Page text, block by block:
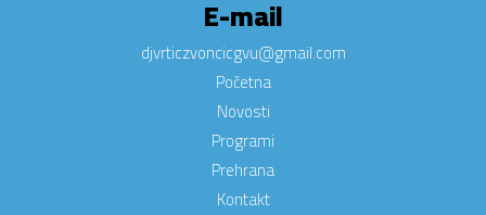
E-mail
djvrticzvoncicgvu@gmail.com
Početna
Novosti
Programi
Prehrana
Kontakt